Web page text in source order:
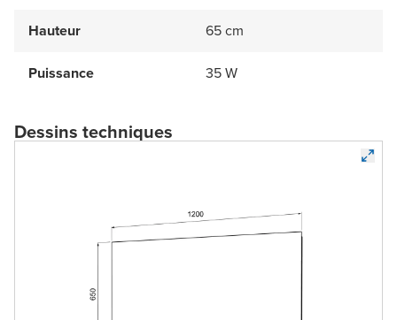
Hauteur 65 cm
Puissance 35 W
Dessins techniques